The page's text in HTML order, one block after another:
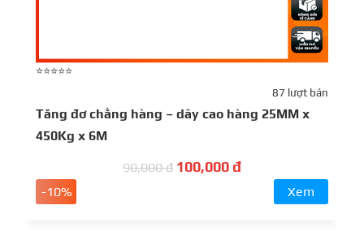
⭐⭐⭐⭐⭐
87 lượt bán
Tăng đơ chằng hàng – dây cao hàng 25MM x
450Kg x 6M
90,000 đ 100,000 đ
-10% Xem